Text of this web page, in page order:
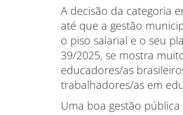
A decisão da categoria
até que a gestão
o piso salarial e o seu
39/2025, se mostra
educadores/as
trabalhadores/as em
Uma boa gestão